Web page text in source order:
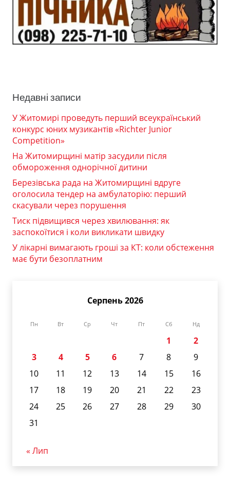
Недавні записи
У Житомирі проведуть перший всеукраїнський
конкурс юних музикантів «Richter Junior
Competition»
На Житомирщині матір засудили після
обмороження однорічної дитини
Березівська рада на Житомирщині вдруге
оголосила тендер на амбулаторію: перший
скасували через порушення
Тиск підвищився через хвилювання: як
заспокоїтися і коли викликати швидку
У лікарні вимагають гроші за КТ: коли обстеження
має бути безоплатним
Серпень 2026
Пн Вт Ср Чт Пт Сб Нд
1
2
3
4 5 6 7 8
9
10
11 12 13 14 15
16
17
18 19 20 21 22
23
24
25 26 27 28 29
30
31
« Лип